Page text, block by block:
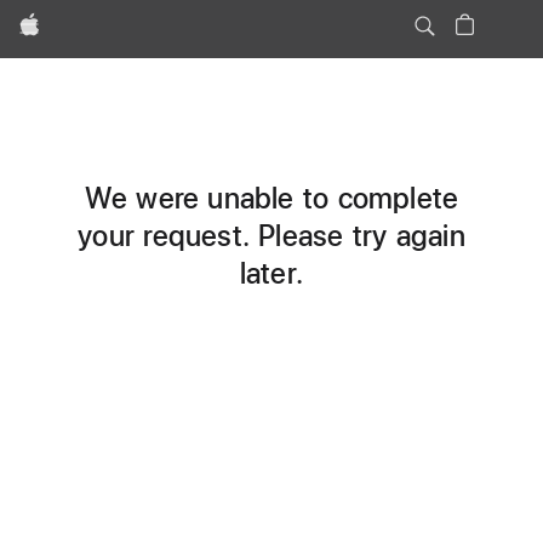
Apple
We were unable to complete
your request. Please try again
later.